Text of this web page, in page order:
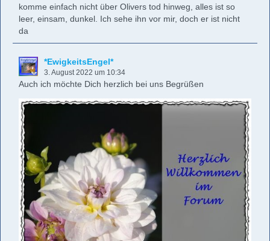
komme einfach nicht über Olivers tod hinweg, alles ist so
leer, einsam, dunkel. Ich sehe ihn vor mir, doch er ist nicht
da
*EwigkeitsEngel*
3. August 2022 um 10:34
Auch ich möchte Dich herzlich bei uns Begrüßen